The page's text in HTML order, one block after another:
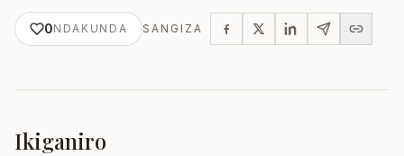
0NDAKUNDA SANGIZA
Ikiganiro